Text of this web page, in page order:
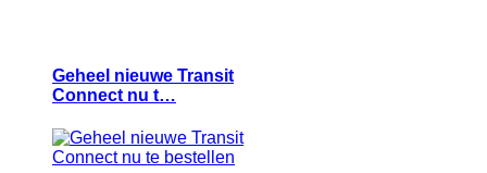
Geheel nieuwe Transit
Connect nu t…